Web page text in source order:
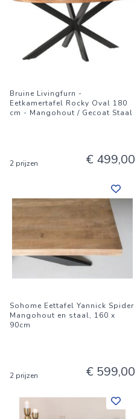
Bruine Livingfurn -
Eetkamertafel Rocky Oval 180
cm - Mangohout / Gecoat Staal
2 prijzen € 499,00
Sohome Eettafel Yannick Spider
Mangohout en staal, 160 x
90cm
2 prijzen € 599,00